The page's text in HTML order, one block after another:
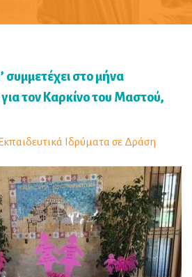
συμμετέχει στο μήνα
τον Καρκίνο του Μαστού,
Ιδρύματα σε Δράση